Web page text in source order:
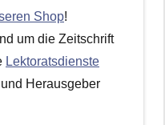
Shop!
um die Zeitschrift
Lektoratsdienste
Herausgeber